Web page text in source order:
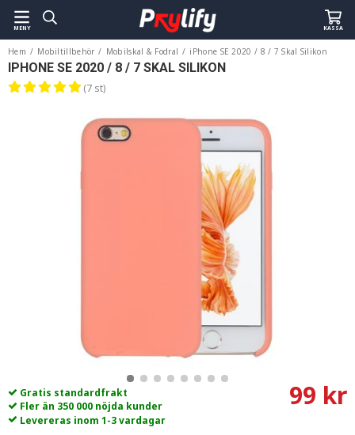
MENY KASSA
Hem / Mobiltillbehör / Mobilskal & Fodral / iPhone SE 2020 / 8 / 7 Skal Silikon
IPHONE SE 2020 / 8 / 7 SKAL SILIKON
(7 st)
Gratis standardfrakt
Fler än 350 000 nöjda kunder
Levereras inom 1-3 vardagar
99 kr